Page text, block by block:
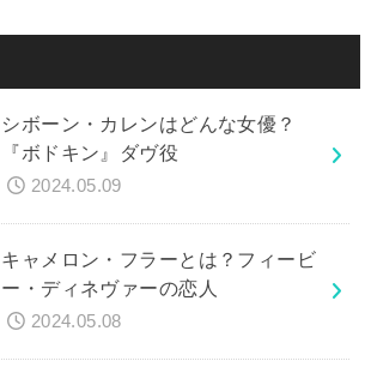
シボーン・カレンはどんな女優？
『ボドキン』ダヴ役
2024.05.09
キャメロン・フラーとは？フィービ
ー・ディネヴァーの恋人
2024.05.08